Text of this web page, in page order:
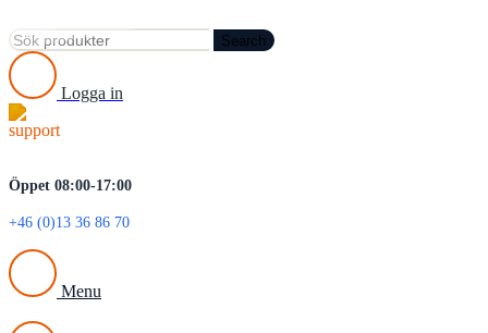
Search
Logga in
Öppet 08:00-17:00
+46 (0)13 36 86 70
Menu